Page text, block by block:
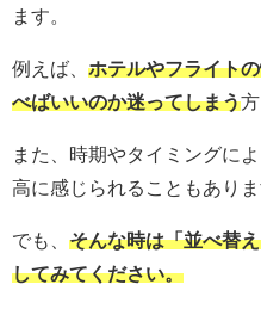
ます。
例えば、 ホテルやフライト
べばいいのか迷ってしまう
また、時期やタイミングに
高に感じられることもありま
でも、 そんな時は「並べ替
してみてください。